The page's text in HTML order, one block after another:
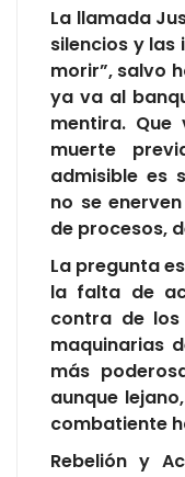
La llamada
silencios y las
morir”, salvo
ya va al
mentira.
muerte
admisible es
no se
de procesos,
La pregunta
la falta de
contra de
maquinarias
más
aunque
combatiente
Rebelión y